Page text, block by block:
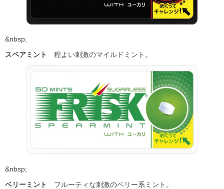
&nbsp;
スペアミント
程よい刺激のマイルドミント。
&nbsp;
ベリーミント
フルーティな刺激のベリー系ミント。